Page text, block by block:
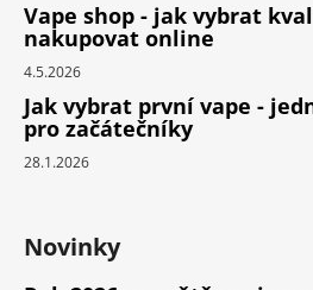
Vape shop - jak vybrat
nakupovat online
4.5.2026
Jak vybrat první vape -
pro začátečníky
28.1.2026
Novinky